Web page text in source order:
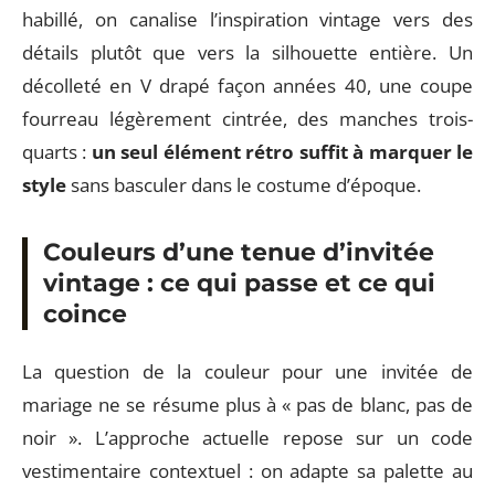
habillé, on canalise l’inspiration vintage vers des
détails plutôt que vers la silhouette entière. Un
décolleté en V drapé façon années 40, une coupe
fourreau légèrement cintrée, des manches trois-
quarts : un seul élément rétro suffit à marquer le
stylesans basculer dans le costume d’époque.
Couleurs d’une tenue d’invitée
vintage : ce qui passe et ce qui
coince
La question de la couleur pour une invitée de
mariage ne se résume plus à « pas de blanc, pas de
noir ». L’approche actuelle repose sur un code
vestimentaire contextuel : on adapte sa palette au